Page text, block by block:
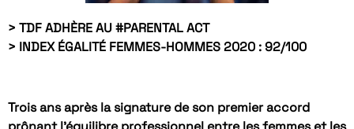
> TDF ADHÈRE AU #PARENTAL ACT
> INDEX ÉGALITÉ FEMMES-HOMMES 2020 : 92/100
Trois ans après la signature de son premier accord